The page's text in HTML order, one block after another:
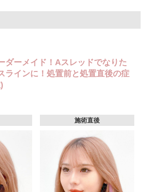
ダーメイド！Aスレッドでなりた
ラインに！処置前と処置直後の症
施術直後